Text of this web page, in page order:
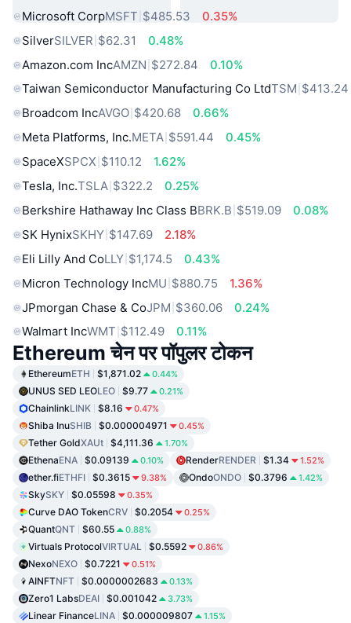
Microsoft CorpMSFT $485.53
0.35%
SilverSILVER $62.31
0.48%
Amazon.com IncAMZN $272.84
0.10%
Taiwan Semiconductor Manufacturing Co LtdTSM $413.24
Broadcom IncAVGO $420.68
0.66%
Meta Platforms, Inc.META $591.44
0.45%
SpaceXSPCX $110.12
1.62%
Tesla, Inc.TSLA $322.2
0.25%
Berkshire Hathaway Inc Class BBRK.B $519.09
0.08%
SK HynixSKHY $147.69
2.18%
Eli Lilly And CoLLY $1,174.5
0.43%
Micron Technology IncMU $880.75
1.36%
JPmorgan Chase & CoJPM $360.06
0.24%
Walmart IncWMT $112.49 0.11%
Ethereum चेन पर पॉपुलर टोकन
EthereumETH $1,871.02 0.44%
UNUS SED LEOLEO $9.77 0.21%
ChainlinkLINK $8.16 0.47%
Shiba InuSHIB $0.000004971 0.45%
Tether GoldXAUt $4,111.36 1.70%
EthenaENA $0.09139 0.10% RenderRENDER $1.34 1.52%
ether.fiETHFI $0.3615 9.38% OndoONDO $0.3796 1.42%
SkySKY $0.05598 0.35%
Curve DAO TokenCRV $0.2054 0.25%
QuantQNT $60.55 0.88%
Virtuals ProtocolVIRTUAL $0.5592 0.86%
NexoNEXO $0.7221 0.51%
AINFTNFT $0.0000002683 0.13%
Zero1 LabsDEAI $0.001042 3.73%
Linear FinanceLINA $0.000009807 1.15%